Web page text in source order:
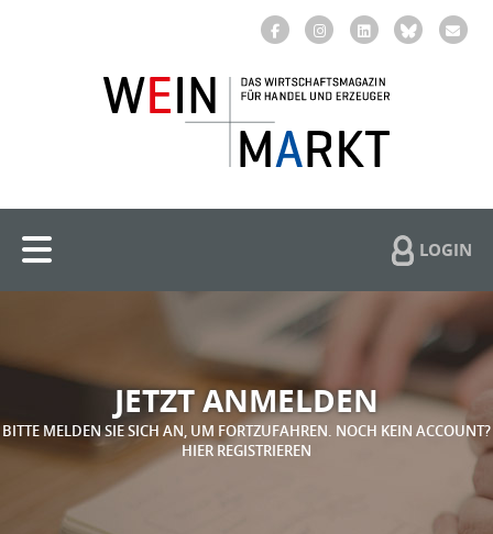
LOGIN
JETZT ANMELDEN
BITTE MELDEN SIE SICH AN, UM FORTZUFAHREN. NOCH KEIN ACCOUNT?
HIER REGISTRIEREN